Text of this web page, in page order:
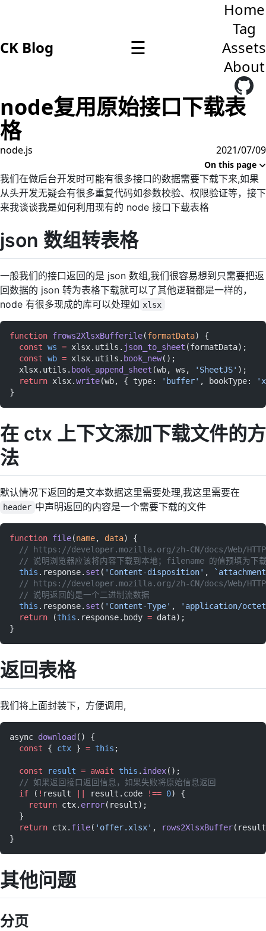
CK Blog ☰
Home
Tag
Assets
About
node复用原始接口下载表
格
node.js 2021/07/09
On this page
我们在做后台开发时可能有很多接口的数据需要下载下来,如果
从头开发无疑会有很多重复代码如参数校验、权限验证等，接下
来我谈谈我是如何利用现有的 node 接口下载表格
json 数组转表格
一般我们的接口返回的是 json 数组,我们很容易想到只需要把返
回数据的 json 转为表格下载就可以了其他逻辑都是一样的，
node 有很多现成的库可以处理如 xlsx
function frows2XlsxBufferile(formatData) {
  const
ws = xlsx.utils. json_to_sheet (formatData);
  const
wb = xlsx.utils. book_new();
  xlsx.utils.
book_append_sheet (wb, ws, 'SheetJS' );
  return
xlsx.write(wb, { type: 'buffer' , bookType:
}
在 ctx 上下文添加下载文件的方
法
默认情况下返回的是文本数据这里需要处理,我这里需要在
header 中声明返回的内容是一个需要下载的文件
function file(name, data) {
// https://developer.mozilla.org/zh-CN/docs/Web/
// 说明浏览器应该将内容下载到本地；filename 的值预填为下
  this
.response. set ( 'Content-disposition' ,
// https://developer.mozilla.org/zh-CN/docs/Web/
  // 说明返回的是一个二进制流数据
  this
.response. set ( 'Content-Type' ,
'application/
  return
(this .response.body = data);
}
返回表格
我们将上面封装下，方便调用,
async download () {
  const
{ ctx } = this ;
  const
result = await this . index();
  // 如果返回接口返回信息，如果失败将原始信息返回
  if
( ! result result.code !== 0) {
    return
ctx. error(result);
  }
  return
ctx. file( 'offer.xlsx' , rows2XlsxBuffer
}
其他问题
分页